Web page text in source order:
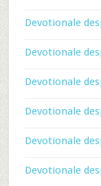
Devotionale
Devotionale
Devotionale
Devotionale
Devotionale
Devotionale